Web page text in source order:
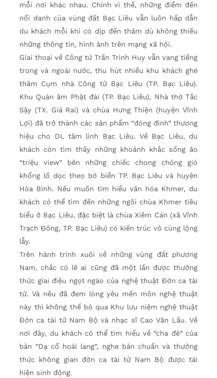
mỗi nơi khác nhau. Chính vì thế, những điểm đến
nổi danh của vùng đất Bạc Liêu vẫn luôn hấp dẫn
du khách mỗi khi có dịp đến thăm dù không thiếu
những thông tin, hình ảnh trên mạng xã hội.
Giai thoại về Công tử Trần Trinh Huy vẫn vang tiếng
trong và ngoài nước, thu hút nhiều khu khách ghé
thăm Cụm nhà Công tử Bạc Liêu (TP. Bạc Liêu).
Khu Quán âm Phật đài (TP. Bạc Liêu), Nhà thờ Tắc
Sậy (TX. Giá Rai) và chùa Hưng Thiện (huyện Vĩnh
Lợi) đã trở thành các sản phẩm “đóng đinh” thương
hiệu cho DL tâm linh Bạc Liêu. Về Bạc Liêu, du
khách còn tìm thấy những khoảnh khắc sống ảo
“triệu view” bên những chiếc chong chóng gió
khổng lồ dọc theo bờ biển TP. Bạc Liêu và huyện
Hòa Bình. Nếu muốn tìm hiểu văn hóa Khmer, du
khách có thể tìm đến những ngôi chùa Khmer tiêu
biểu ở Bạc Liêu, đặc biệt là chùa Xiêm Cán (xã Vĩnh
Trạch Đông, TP. Bạc Liêu) có kiến trúc vô cùng lộng
lẫy.
Trên hành trình xuôi về những vùng đất phương
Nam, chắc có lẽ ai cũng đã một lần được thưởng
thức giai điệu ngọt ngào của nghệ thuật Đờn ca tài
tử. Và nếu đã đem lòng yêu mến môn nghệ thuật
này thì không thể bỏ qua Khu lưu niệm nghệ thuật
Đờn ca tài tử Nam Bộ và nhạc sĩ Cao Văn Lầu. Về
nơi đây, du khách có thể tìm hiểu về “cha đẻ” của
bản “Dạ cổ hoài lang”, nghe bản chuẩn và thưởng
thức không gian đờn ca tài tử Nam Bộ được tái
hiện sinh động.